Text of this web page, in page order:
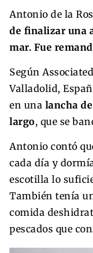
Antonio de la
de finalizar una
mar. Fue
Según
Valladolid,
en una lancha
largo, que se
Antonio contó
cada día y
escotilla lo
También tenía
comida
pescados que